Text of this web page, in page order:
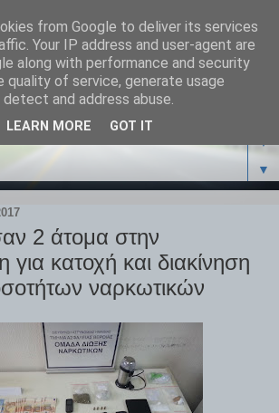
▼
▼
2 άτομα στην
κατοχή και διακίνηση
ναρκωτικών
from Google to deliver its services
Your IP address and user-agent are
along with performance and security
quality of service, generate usage
and address abuse.
LEARN MORE GOT IT